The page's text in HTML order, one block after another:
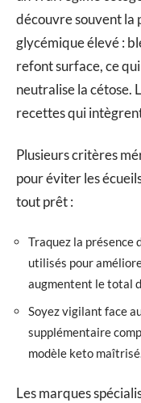
découvre souvent la
glycémique élevé :
refont surface, ce
neutralise la cétose.
recettes qui
Plusieurs critères
pour éviter les
tout prêt :
Traquez la présence
utilisés pour
augmentent le total
Soyez vigilant face
supplémentaire
modèle keto
Les marques